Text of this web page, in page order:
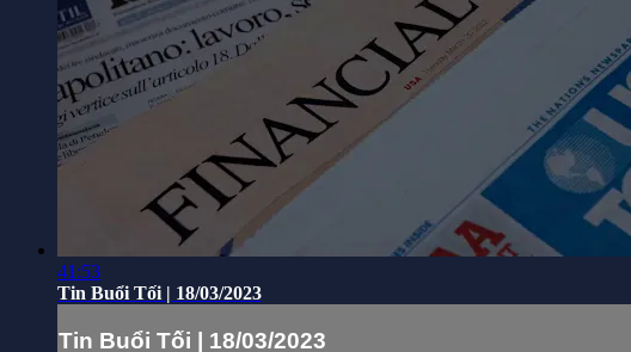
41:53
Tin Buổi Tối | 18/03/2023
Tin Buổi Tối | 18/03/2023